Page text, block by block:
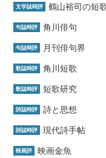
文学誌時評 鶴山裕司の短
句誌時評 角川俳句
句誌時評 月刊俳句界
歌誌時評 角川短歌
歌誌時評 短歌研究
詩誌時評 詩と思想
詩誌時評 現代詩手帖
映画評 映画金魚